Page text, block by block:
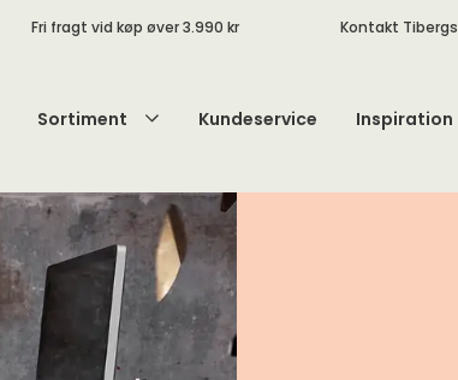
Fri fragt vid køp øver 3.990 kr Kontakt Tibergs
Sortiment Kundeservice Inspiration